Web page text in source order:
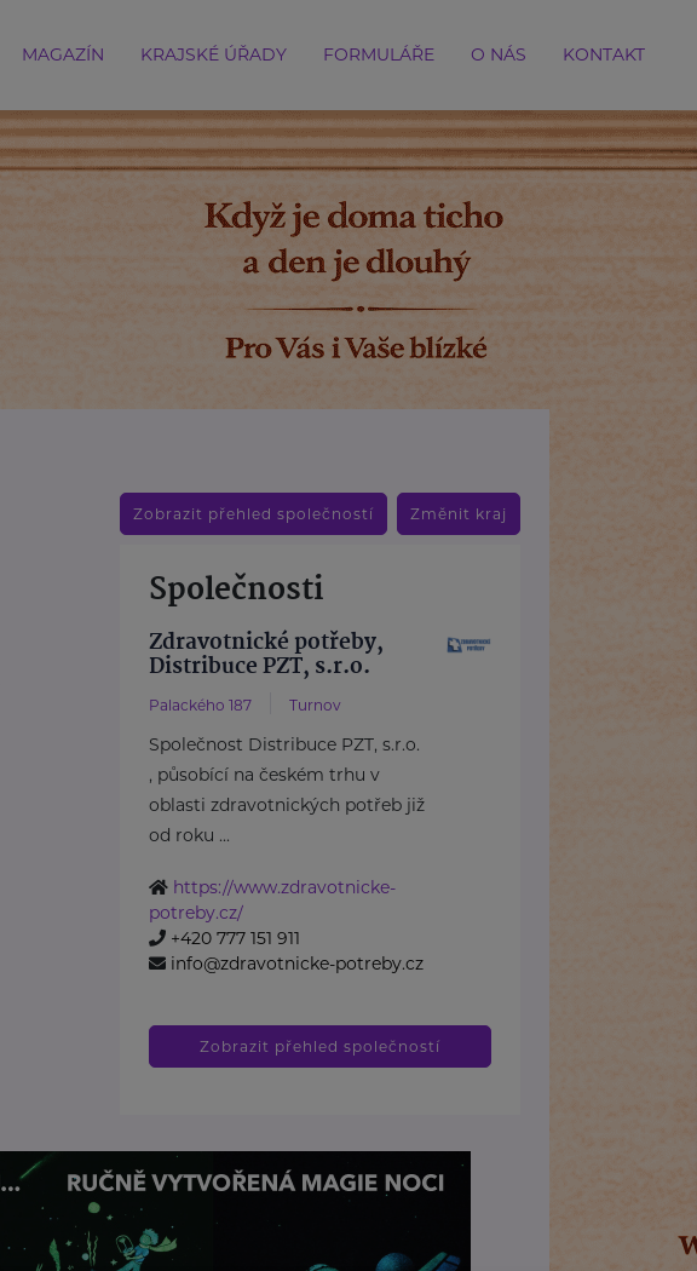
MAGAZÍN KRAJSKÉ ÚŘADY FORMULÁŘE O NÁS KONTAKT
Zobrazit přehled společností Změnit kraj
Společnosti
Zdravotnické potřeby,
Distribuce PZT, s.r.o.
Palackého 187 Turnov
Společnost Distribuce PZT, s.r.o.
, působící na českém trhu v
oblasti zdravotnických potřeb již
od roku ...
https://www.zdravotnicke-
potreby.cz/
+420 777 151 911
info@zdravotnicke-potreby.cz
Zobrazit přehled společností